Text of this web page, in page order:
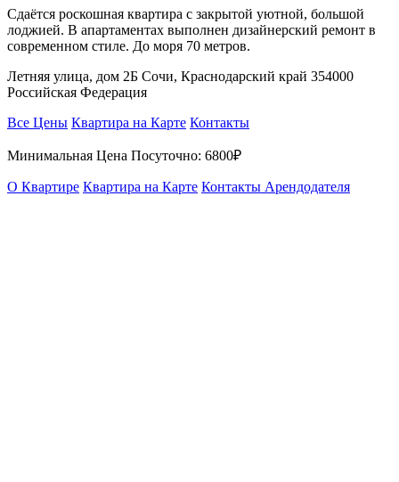
Сдаётся роскошная квартира с закрытой уютной, большой
лоджией. В апартаментах выполнен дизайнерский ремонт в
современном стиле. До моря 70 метров.
Летняя улица, дом 2Б Сочи, Краснодарский край 354000
Российская Федерация
Все Цены Квартира на Карте Контакты
Минимальная Цена Посуточно: 6800₽
О Квартире Квартира на Карте Контакты Арендодателя